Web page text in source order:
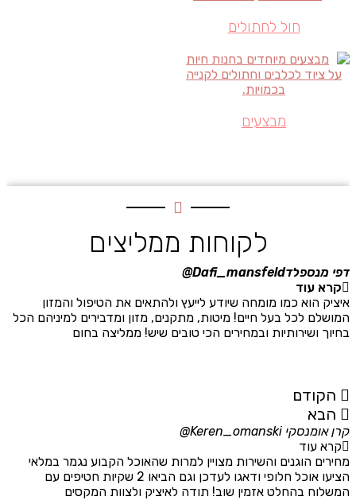
חול לחתולים
מבצעים
לקוחות ממליצים
דפי מנספלדDafi_mansfeld@
קרא עוד
איציק הוא כמו מומחה שיודע לייעץ ולהתאים את הטיפול והמזון
המושלם לכל בעל חיים! מיטות, מתקנים, מזון ומדבירים למיניהם הכל
בחיוך ושירותיות ובמחירים הכי טובים שיש! ממליצה בחום
הקודם
הבא
קרן אומנסקי Keren_omanski@
קרא עוד
מחירים הוגנים והשירות מצויין למרות שהאוכל הקבוע נגמר במלאי
הציעו אוכל חלופי ודאגו לעדכן וגם הביאו 2 שקיות חטיפים עם
המשלוח בהחלט אזמין שוב! תודה לאיציק ולצוות המקסים